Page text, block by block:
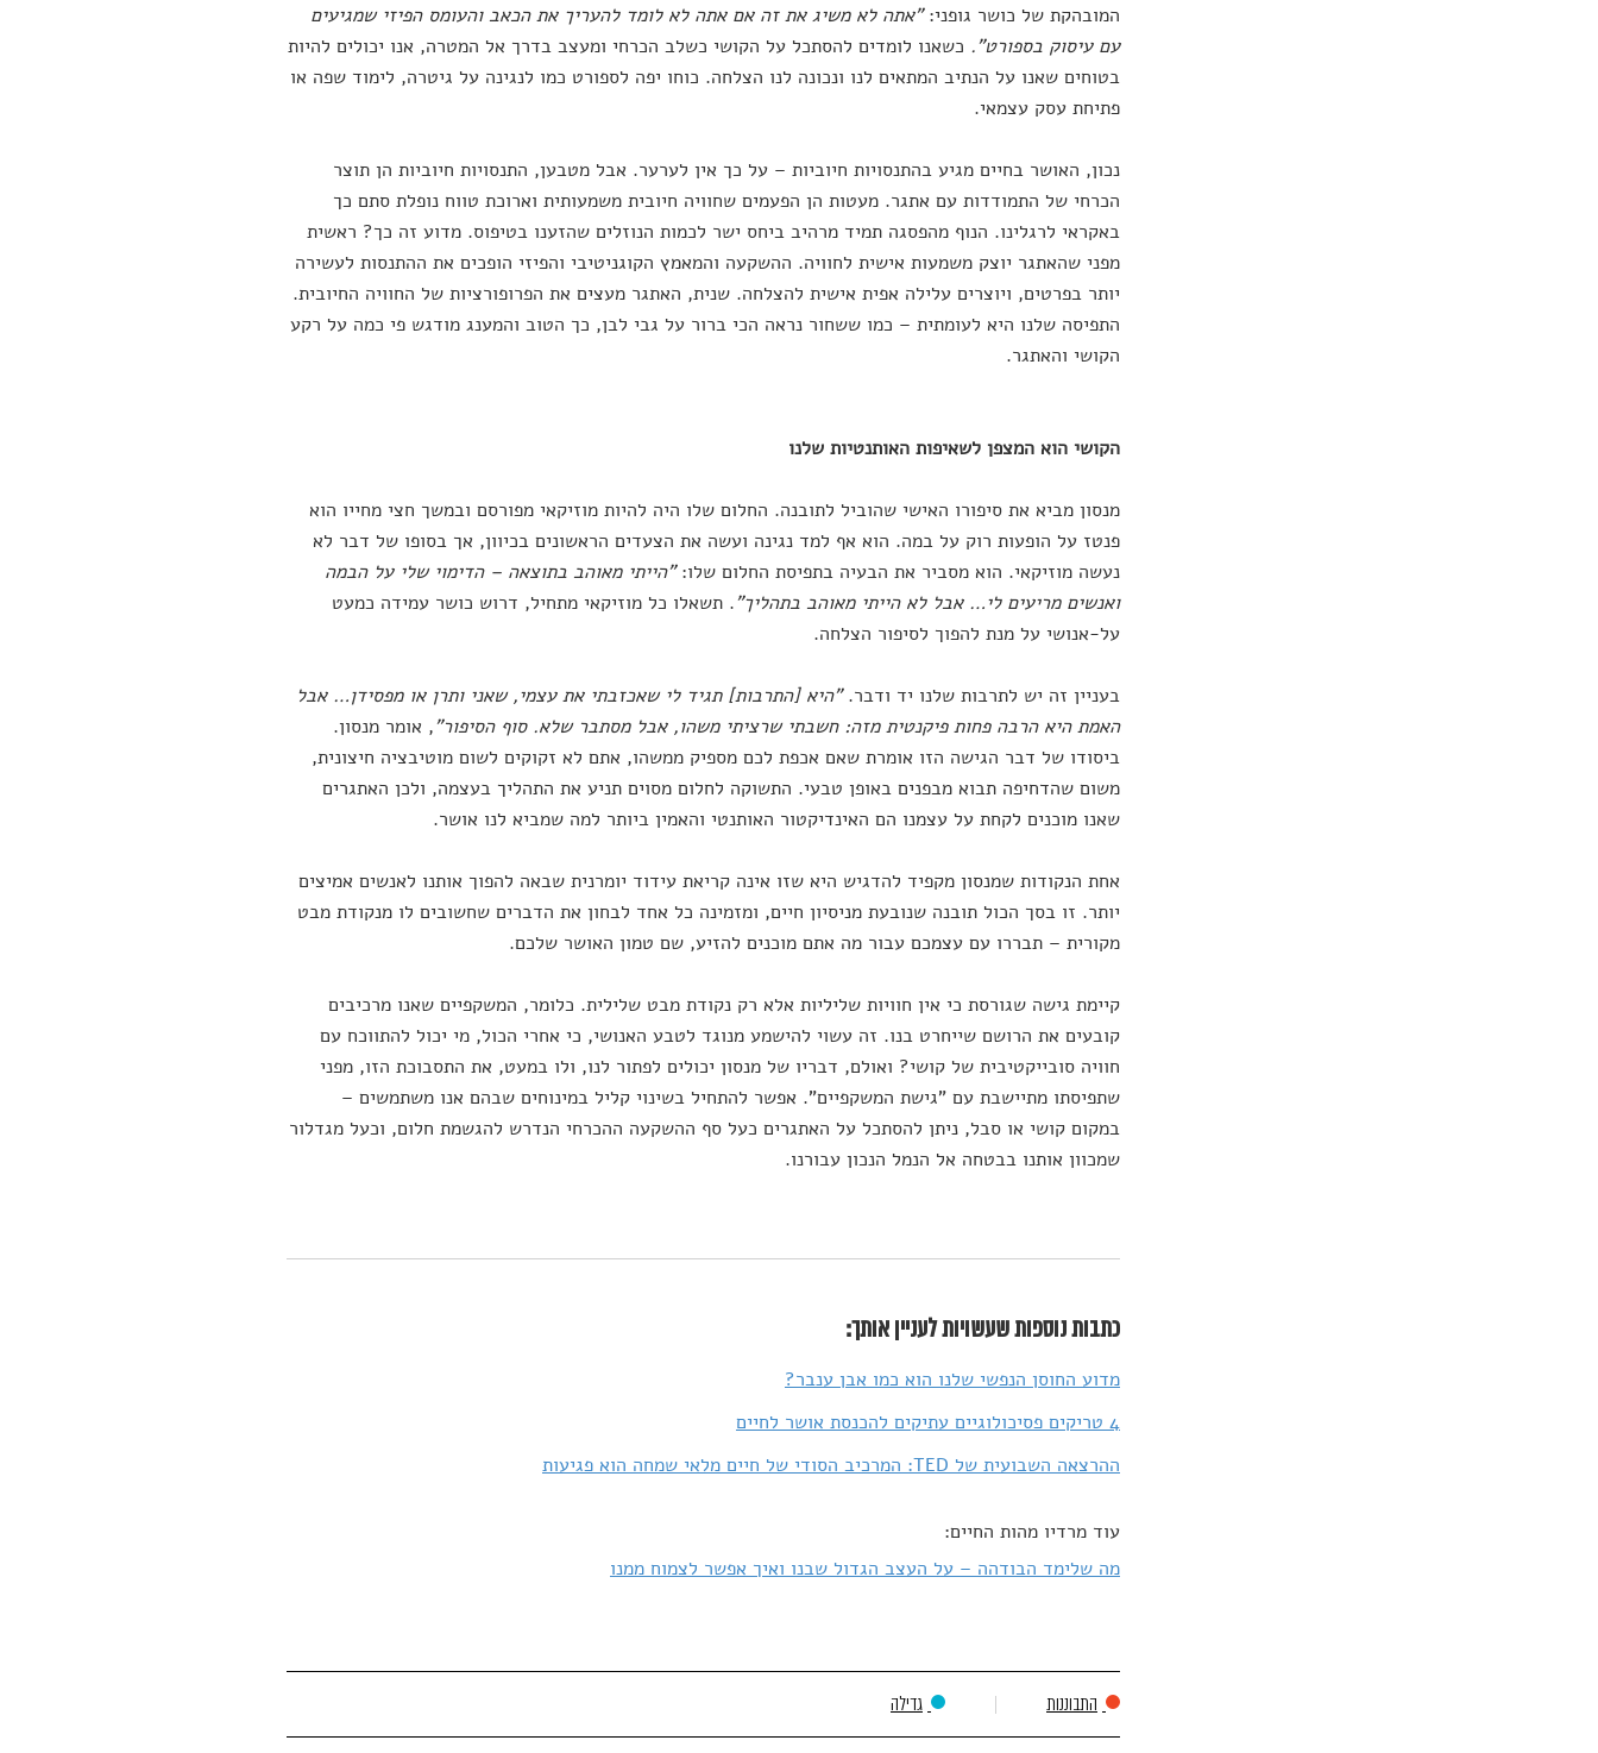
המובהקת של כושר גופני:"אתה לא משיג את זה אם אתה לא לומד להעריך את הכאב והעומס הפיזי שמגיעים
עם עיסוק בספורט". כשאנו לומדים להסתכל על הקושי כשלב הכרחי ומעצב בדרך אל המטרה, אנו יכולים להיות
בטוחים שאנו על הנתיב המתאים לנו ונכונה לנו הצלחה. כוחו יפה לספורט כמו לנגינה על גיטרה, לימוד שפה או
פתיחת עסק עצמאי.
נכון, האושר בחיים מגיע בהתנסויות חיוביות – על כך אין לערער. אבל מטבען, התנסויות חיוביות הן תוצר
הכרחי של התמודדות עם אתגר. מעטות הן הפעמים שחוויה חיובית משמעותית וארוכת טווח נופלת סתם כך
באקראי לרגלינו. הנוף מהפסגה תמיד מרהיב ביחס ישר לכמות הנוזלים שהזענו בטיפוס. מדוע זה כך? ראשית
מפני שהאתגר יוצק משמעות אישית לחוויה. ההשקעה והמאמץ הקוגניטיבי והפיזי הופכים את ההתנסות לעשירה
יותר בפרטים, ויוצרים עלילה אפית אישית להצלחה. שנית, האתגר מעצים את הפרופורציות של החוויה החיובית.
התפיסה שלנו היא לעומתית – כמו ששחור נראה הכי ברור על גבי לבן, כך הטוב והמענג מודגש פי כמה על רקע
הקושי והאתגר.
הקושי הוא המצפן לשאיפות האותנטיות שלנו
מנסון מביא את סיפורו האישי שהוביל לתובנה. החלום שלו היה להיות מוזיקאי מפורסם ובמשך חצי מחייו הוא
פנטז על הופעות רוק על במה. הוא אף למד נגינה ועשה את הצעדים הראשונים בכיוון, אך בסופו של דבר לא
נעשה מוזיקאי. הוא מסביר את הבעיה בתפיסת החלום שלו:"הייתי מאוהב בתוצאה – הדימוי שלי על הבמה
ואנשים מריעים לי… אבל לא הייתי מאוהב בתהליך". תשאלו כל מוזיקאי מתחיל, דרוש כושר עמידה כמעט
על-אנושי על מנת להפוך לסיפור הצלחה.
בעניין זה יש לתרבות שלנו יד ודבר."היא [התרבות] תגיד לי שאכזבתי את עצמי, שאני ותרן או מפסידן… אבל
האמת היא הרבה פחות פיקנטית מזה: חשבתי שרציתי משהו, אבל מסתבר שלא. סוף הסיפור", אומר מנסון.
ביסודו של דבר הגישה הזו אומרת שאם אכפת לכם מספיק ממשהו, אתם לא זקוקים לשום מוטיבציה חיצונית,
משום שהדחיפה תבוא מבפנים באופן טבעי. התשוקה לחלום מסוים תניע את התהליך בעצמה, ולכן האתגרים
שאנו מוכנים לקחת על עצמנו הם האינדיקטור האותנטי והאמין ביותר למה שמביא לנו אושר.
אחת הנקודות שמנסון מקפיד להדגיש היא שזו אינה קריאת עידוד יומרנית שבאה להפוך אותנו לאנשים אמיצים
יותר. זו בסך הכול תובנה שנובעת מניסיון חיים, ומזמינה כל אחד לבחון את הדברים שחשובים לו מנקודת מבט
מקורית – תבררו עם עצמכם עבור מה אתם מוכנים להזיע, שם טמון האושר שלכם.
קיימת גישה שגורסת כי אין חוויות שליליות אלא רק נקודת מבט שלילית. כלומר, המשקפיים שאנו מרכיבים
קובעים את הרושם שייחרט בנו. זה עשוי להישמע מנוגד לטבע האנושי, כי אחרי הכול, מי יכול להתווכח עם
חוויה סובייקטיבית של קושי? ואולם, דבריו של מנסון יכולים לפתור לנו, ולו במעט, את התסבוכת הזו, מפני
שתפיסתו מתיישבת עם "גישת המשקפיים". אפשר להתחיל בשינוי קליל במינוחים שבהם אנו משתמשים –
במקום קושי או סבל, ניתן להסתכל על האתגרים כעל סף ההשקעה ההכרחי הנדרש להגשמת חלום, וכעל מגדלור
שמכוון אותנו בבטחה אל הנמל הנכון עבורנו.
כתבות נוספות שעשויות לעניין אותך:
מדוע החוסן הנפשי שלנו הוא כמו אבן ענבר?
4 טריקים פסיכולוגיים עתיקים להכנסת אושר לחיים
ההרצאה השבועית של TED: המרכיב הסודי של חיים מלאי שמחה הוא פגיעות
עוד מרדיו מהות החיים:
מה שלימד הבודהה – על העצב הגדול שבנו ואיך אפשר לצמוח ממנו
התבוננות גדילה